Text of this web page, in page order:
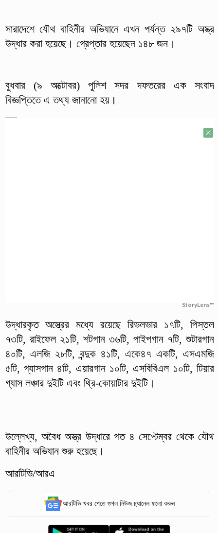
সারাদেশে যৌথ বাহিনীর অভিযানে এখন পর্যন্ত ২৯৭টি অস্ত্র
উদ্ধার করা হয়েছে। গ্রেপ্তার হয়েছেন ১৪৮ জন।
বুধবার (৯ অক্টোবর) পুলিশ সদর দফতরের এক সংবাদ
বিজ্ঞপ্তিতে এ তথ্য জানানো হয়।
StoryLens™
উদ্ধারকৃত অস্ত্রের মধ্যে রয়েছে রিভলভার ১৭টি, পিস্তল
৭৩টি, রাইফেল ২১টি, শটগান ৩৬টি, পাইপগান ৭টি, শুটারগান
৪০টি, এলজি ২৮টি, বন্দুক ৪১টি, একে৪৭ একটি, এসএমজি
৫টি, গ্যাসগান ৪টি, এয়ারগান ১০টি, এসবিবিএল ১০টি, টিয়ার
গ্যাস লঞ্চার দুইটি এবং থ্রি-কোয়াটার দুইটি।
উল্লেখ্য, অবৈধ অস্ত্র উদ্ধারে গত ৪ সেপ্টেম্বর থেকে যৌথ
বাহিনীর অভিযান শুরু হয়েছে।
আরটিভি/আরএ
আরটিভি খবর পেতে গুগল নিউজ চ্যানেল ফলো করুন